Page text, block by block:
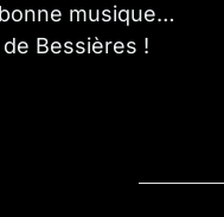
musique…
Bessières !